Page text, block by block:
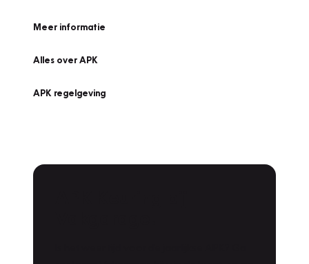
Meer informatie
Alles over APK
APK regelgeving